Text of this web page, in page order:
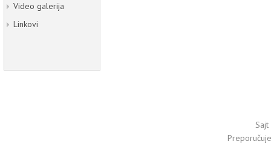
Video galerija
Linkovi